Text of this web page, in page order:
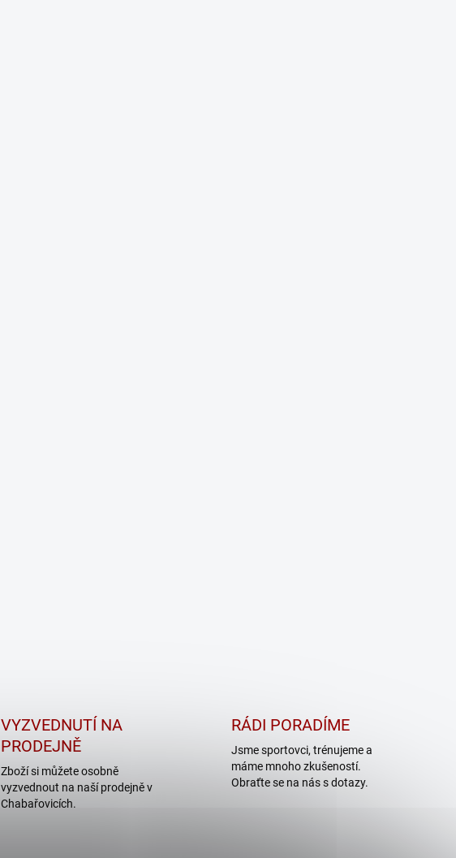
VYZVEDNUTÍ NA
PRODEJNĚ
Zboží si můžete osobně
vyzvednout na naší prodejně v
Chabařovicích.
RÁDI PORADÍME
Jsme sportovci, trénujeme a
máme mnoho zkušeností.
Obraťte se na nás s dotazy.